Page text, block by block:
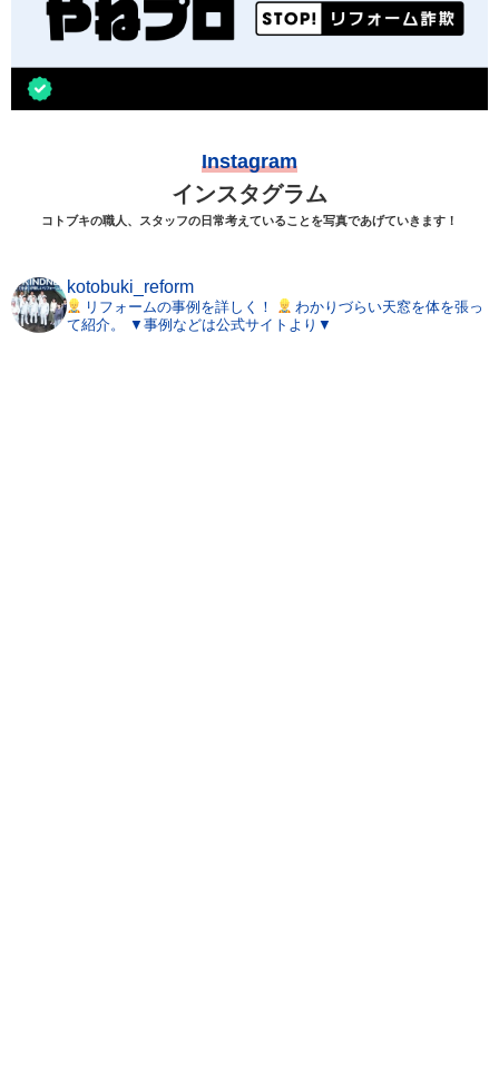
Instagram
インスタグラム
コトブキの職人、スタッフの日常考えていることを写真であげていきます！
kotobuki_reform
リフォームの事例を詳しく！
わかりづらい天窓を体を張っ
て紹介。
▼事例などは公式サイトより▼